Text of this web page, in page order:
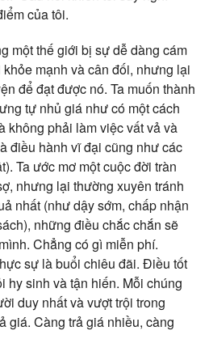
của tôi.
một thế giới bị sự dễ dàng cám
mạnh và cân đối, nhưng lại
để đạt được nó. Ta muốn thành
tự nhủ giá như có một cách
không phải làm việc vất vả và
điều hành vĩ đại cũng như các
Ta ước mơ một cuộc đời tràn
nhưng lại thường xuyên tránh
nhất (như dậy sớm, chấp nhận
những điều chắc chắn sẽ
Chẳng có gì miễn phí.
sự là buổi chiêu đãi. Điều tốt
hy sinh và tận hiến. Mỗi chúng
duy nhất và vượt trội trong
giá. Càng trả giá nhiều, càng